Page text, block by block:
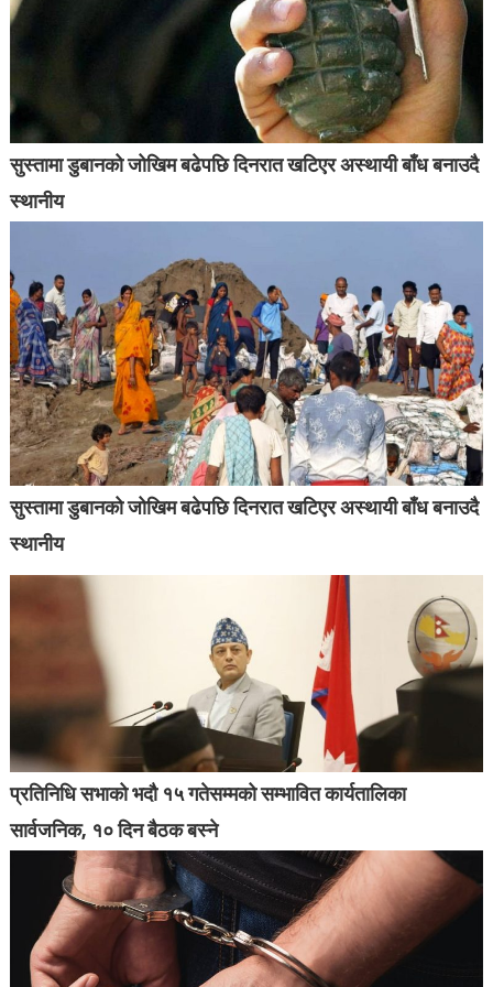
सुस्तामा डुबानको जोखिम बढेपछि दिनरात खटिएर अस्थायी बाँध बनाउदै
स्थानीय
सुस्तामा डुबानको जोखिम बढेपछि दिनरात खटिएर अस्थायी बाँध बनाउदै
स्थानीय
प्रतिनिधि सभाको भदौ १५ गतेसम्मको सम्भावित कार्यतालिका
सार्वजनिक, १० दिन बैठक बस्ने